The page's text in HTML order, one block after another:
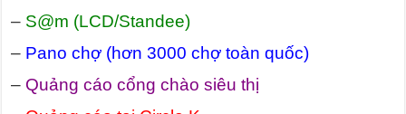
– S@m (LCD/Standee)
– Pano chợ (hơn 3000 chợ toàn quốc)
– Quảng cáo cổng chào siêu thị